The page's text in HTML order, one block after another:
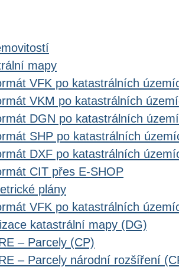
mapy
VFK po katastrálních
VKM po katastrálních
DGN po katastrálních
SHP po katastrálních
DXF po katastrálních
CIT přes E-SHOP
plány
VFK po katastrálních
katastrální mapy (DG)
– Parcely (CP)
– Parcely národní rozšíření